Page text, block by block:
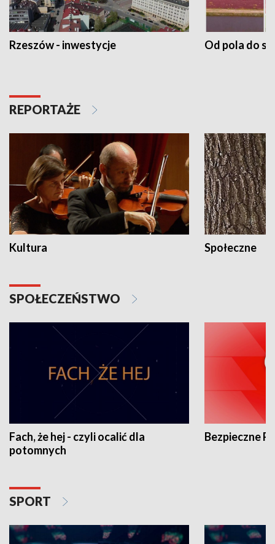
Rzeszów - inwestycje Od pola do
REPORTAŻE
Kultura Społeczne
SPOŁECZEŃSTWO
Fach, że hej - czyli ocalić dla
potomnych
Bezpieczne
SPORT